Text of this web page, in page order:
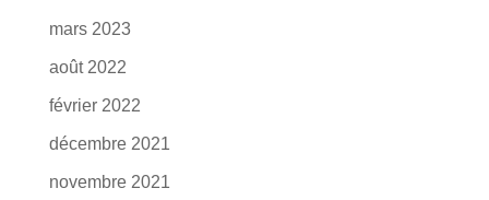
mars 2023
août 2022
février 2022
décembre 2021
novembre 2021